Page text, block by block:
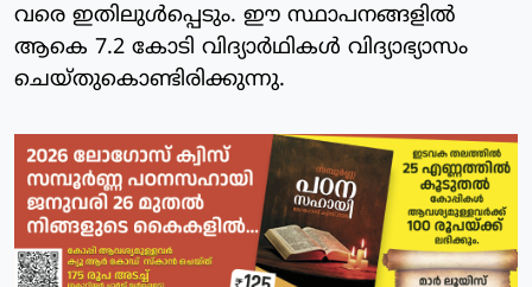
വരെ ഇതിലുള്‍പ്പെടും. ഈ സ്ഥാപനങ്ങളില്‍
ആകെ 7.2 കോടി വിദ്യാര്‍ഥികള്‍ വിദ്യാഭ്യാസം
ചെയ്തുകൊണ്ടിരിക്കുന്നു.